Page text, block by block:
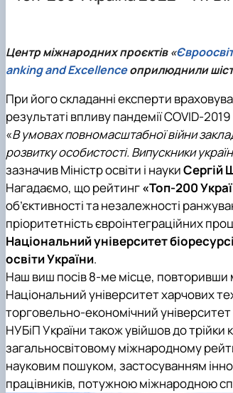
Офіційні документи
Навчально-методична робота
Практична підготовка
Співпраця з підприємствами,
Академічна мобільність
Академічна доброчесність
Неформальна освіта
Інклюзивне середовище
Психологічна підтримка
Буклети освітніх програм
Конференції
Digital-Twin-університету
План дій з гендерної рівності та
Науковий гурток "Глобалізація та
Науковий гурток "Міжнародна
Міжнародна діяльність
Сторінка аспіранта
Центр міжнародних проєктів «
anking and Excellenceоприлюднили
При його складанні експерти
результаті впливу пандемії COVID-
«В умовах повномасштабної війни
розвитку особистості. Випускники
зазначив Міністр освіти і наукиСергій
Нагадаємо, що рейтинг«Топ-200
об’єктивності та незалежності
пріоритетність євроінтеграційних
Національний університет
освіти України.
Наш виш посів 8-ме місце, повторивши
Національний університет харчових
торговельно-економічний
НУБіП України також увійшов до трійки
загальносвітовому міжнародному
науковим пошуком, застосуванням
працівників, потужною міжнародною